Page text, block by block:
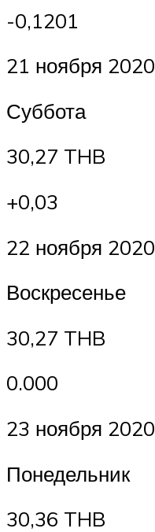
-0,1201
21 ноября 2020
Суббота
30,27 THB
+0,03
22 ноября 2020
Воскресенье
30,27 THB
0.000
23 ноября 2020
Понедельник
30,36 THB